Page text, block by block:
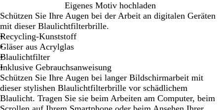
c
h
w
a
r
z
Eigenes Motiv hochladen
Schützen Sie Ihre Augen bei der Arbeit an digitalen Geräten
mit dieser Blaulichtfilterbrille.
Recycling-Kunststoff
Gläser aus Acrylglas
Blaulichtfilter
Inklusive Gebrauchsanweisung
Schützen Sie Ihre Augen bei langer Bildschirmarbeit mit
dieser stylishen Blaulichtfilterbrille vor schädlichem
Blaulicht. Tragen Sie sie beim Arbeiten am Computer, beim